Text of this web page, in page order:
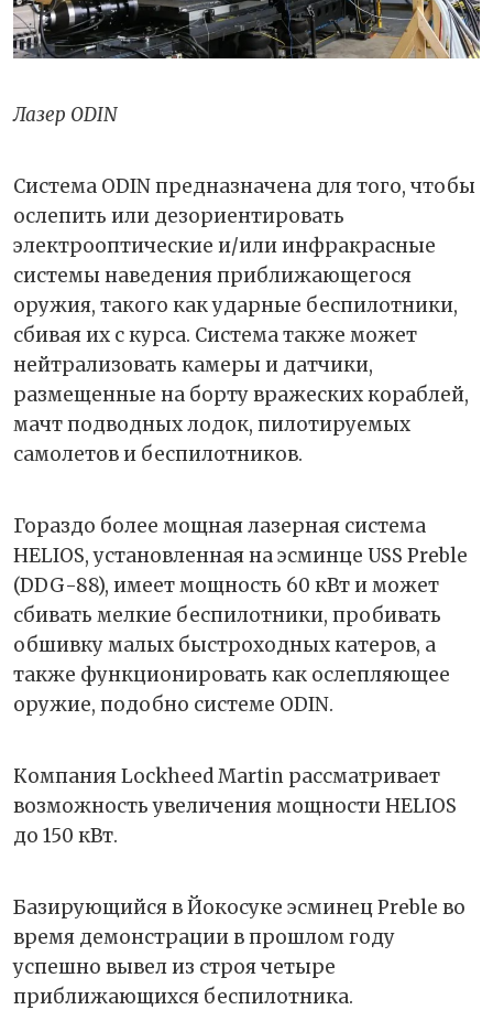
Лазер ODIN
Система ODIN предназначена для того, чтобы
ослепить или дезориентировать
электрооптические и/или инфракрасные
системы наведения приближающегося
оружия, такого как ударные беспилотники,
сбивая их с курса. Система также может
нейтрализовать камеры и датчики,
размещенные на борту вражеских кораблей,
мачт подводных лодок, пилотируемых
самолетов и беспилотников.
Гораздо более мощная лазерная система
HELIOS, установленная на эсминце USS Preble
(DDG-88), имеет мощность 60 кВт и может
сбивать мелкие беспилотники, пробивать
обшивку малых быстроходных катеров, а
также функционировать как ослепляющее
оружие, подобно системе ODIN.
Компания Lockheed Martin рассматривает
возможность увеличения мощности HELIOS
до 150 кВт.
Базирующийся в Йокосуке эсминец Preble во
время демонстрации в прошлом году
успешно вывел из строя четыре
приближающихся беспилотника.